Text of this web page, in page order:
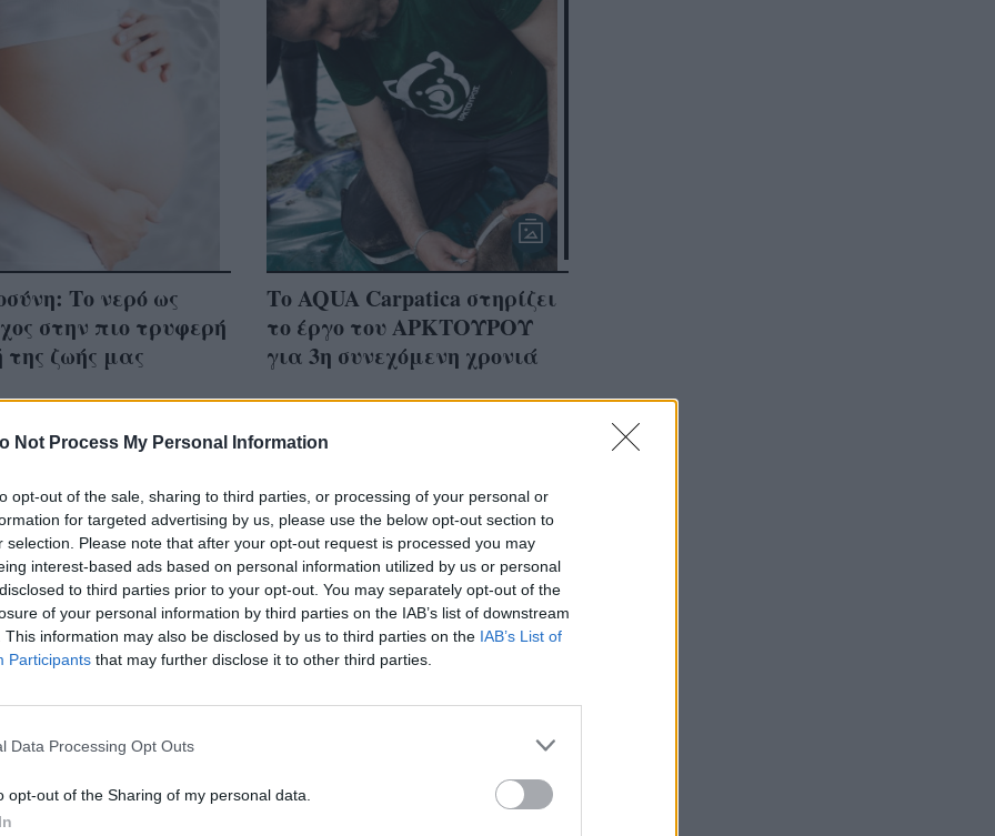
Not Process My Personal Information
opt-out of the sale, sharing to third parties, or processing of your personal or
for targeted advertising by us, please use the below opt-out section to
selection. Please note that after your opt-out request is processed you may
interest-based ads based on personal information utilized by us or personal
to third parties prior to your opt-out. You may separately opt-out of the
of your personal information by third parties on the IAB’s list of downstream
This information may also be disclosed by us to third parties on the IAB’s List of
Participants that may further disclose it to other third parties.
Data Processing Opt Outs
opt-out of the Sharing of my personal data.
Το νερό ως
στην πιο τρυφερή
της ζωής μας
Το AQUA Carpatica στηρίζει
το έργο του ΑΡΚΤΟΥΡΟΥ
για 3η συνεχόμενη χρονιά
τη φύση, στις
23 Μαρτίου έχεις
να γιορτάσεις!
είναι άρρηκτα συνδεδεμένη